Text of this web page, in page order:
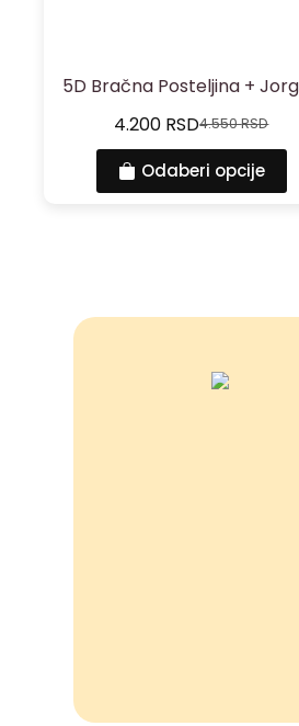
5D Bračna Posteljina +
4.550RSD
4.200 RSD
Odaberi opcije